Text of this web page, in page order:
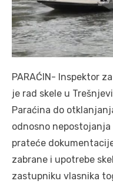
PARAĆIN- Inspektor
je rad skele u
Paraćina do
odnosno
prateće
zabrane i upotrebe
zastupniku vlasnika